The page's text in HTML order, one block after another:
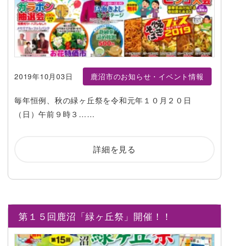
2019年10月03日 鹿沼市のお知らせ・イベント情報
毎年恒例、秋の緑ヶ丘祭を令和元年１０月２０日
（日）午前９時３……
詳細を見る
第１５回鹿沼「緑ヶ丘祭」開催！！